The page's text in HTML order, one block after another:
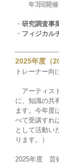
年3回開催
・ 研究調査事
・ フィジカル
2025年度（
トレーナー向
アーティス
に、知識の共
ます。今年度
べて受講すれ
として活動い
ります。）
2025年度 芸